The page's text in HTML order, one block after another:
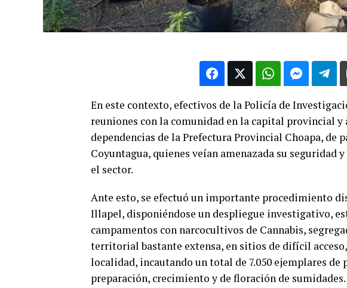
En este contexto, efectivos de la Policía de
reuniones con la comunidad en la capital provincial y
dependencias de la Prefectura Provincial Choapa, de
Coyuntagua, quienes veían amenazada su
el sector.
Ante esto, se efectuó un importante procedimiento
Illapel, disponiéndose un despliegue investigativo,
campamentos con narcocultivos de Cannabis,
territorial bastante extensa, en sitios de difícil
localidad, incautando un total de 7.050 ejemplares de
preparación, crecimiento y de floración de sumidades.